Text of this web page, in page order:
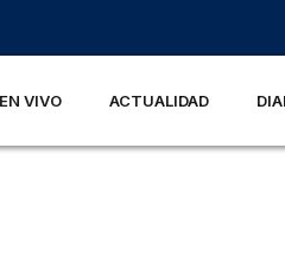
VIVO ACTUALIDAD